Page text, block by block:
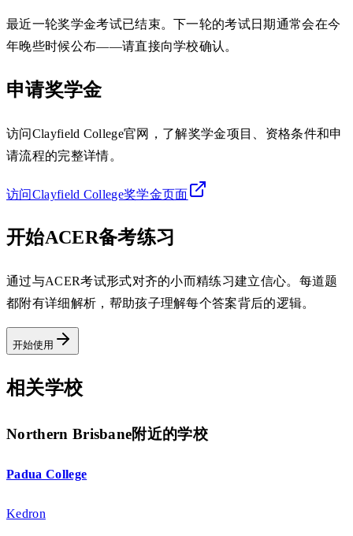
最近一轮奖学金考试已结束。下一轮的考试日期通常会在今
年晚些时候公布——请直接向学校确认。
申请奖学金
访问Clayfield College官网，了解奖学金项目、资格条件和申
请流程的完整详情。
访问Clayfield College奖学金页面
开始ACER备考练习
通过与ACER考试形式对齐的小而精练习建立信心。每道题
都附有详细解析，帮助孩子理解每个答案背后的逻辑。
开始使用
相关学校
Northern Brisbane附近的学校
Padua College
Kedron